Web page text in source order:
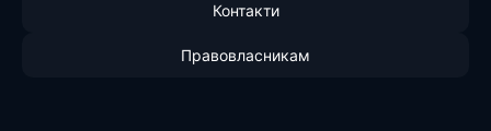
Контакти
Правовласникам